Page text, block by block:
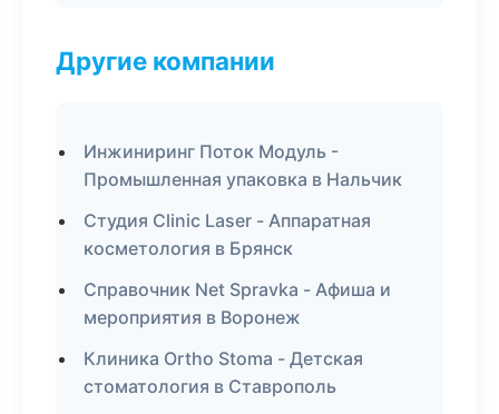
Другие компании
Инжиниринг Поток Модуль -
Промышленная упаковка в Нальчик
Студия Clinic Laser - Аппаратная
косметология в Брянск
Справочник Net Spravka - Афиша и
мероприятия в Воронеж
Клиника Ortho Stoma - Детская
стоматология в Ставрополь